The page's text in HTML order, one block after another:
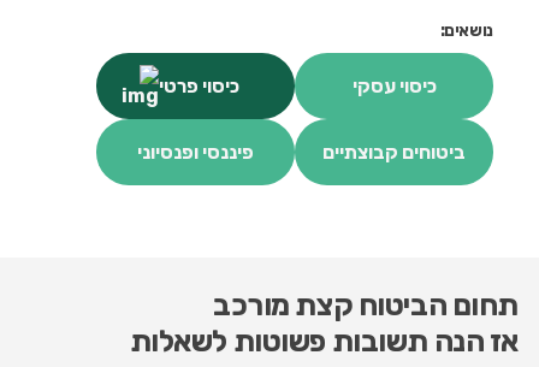
נושאים:
כיסוי עסקי כיסוי פרטי
ביטוחים קבוצתיים פיננסי ופנסיוני
תחום הביטוח קצת מורכב
אז הנה תשובות פשוטות לשאלות